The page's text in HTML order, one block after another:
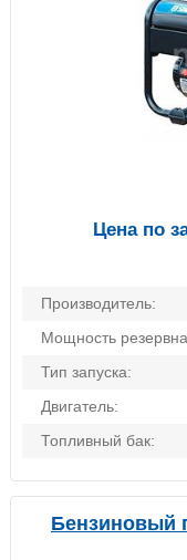
Производитель:
Мощность
Тип запуска:
Двигатель:
Топливный бак:
Цена по
Бензиновый